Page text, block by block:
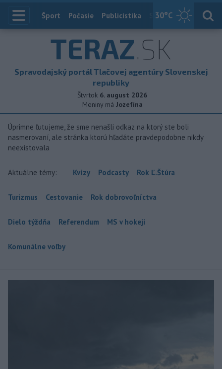
30°C
Index
Šport Počasie Publicistika Slovensko
TERAZ.SK
Spravodajský portál Tlačovej agentúry Slovenskej
republiky
Štvrtok 6. august 2026
Meniny má Jozefína
Úprimne ľutujeme, že sme nenašli odkaz na ktorý ste boli
nasmerovaní, ale stránka ktorú hľadáte pravdepodobne nikdy
neexistovala
Aktuálne témy: Kvízy Podcasty Rok Ľ.Štúra
Turizmus Cestovanie Rok dobrovoľníctva
Dielo týždňa Referendum MS v hokeji
Komunálne voľby